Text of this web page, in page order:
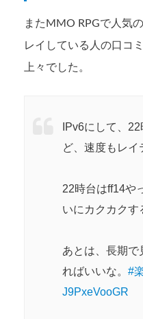
またMMO RPGで人気
レイしている人の口コ
上々でした。
IPv6にして、
ど、速度もレイ
22時台はff14や
いにカクカクす
あとは、長期で
ればいいな。 #
J9PxeVooGR